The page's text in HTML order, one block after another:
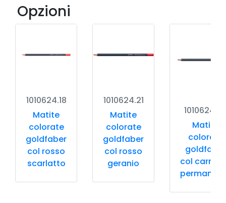
Opzioni
1010624.18
Matite
colorate
goldfaber
col rosso
scarlatto
1010624.21
Matite
colorate
goldfaber
col rosso
geranio
Matite
colorate
goldfaber
col